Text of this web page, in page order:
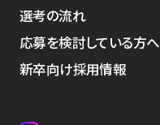
選考の流れ
応募を検討している方へ
新卒向け採用情報